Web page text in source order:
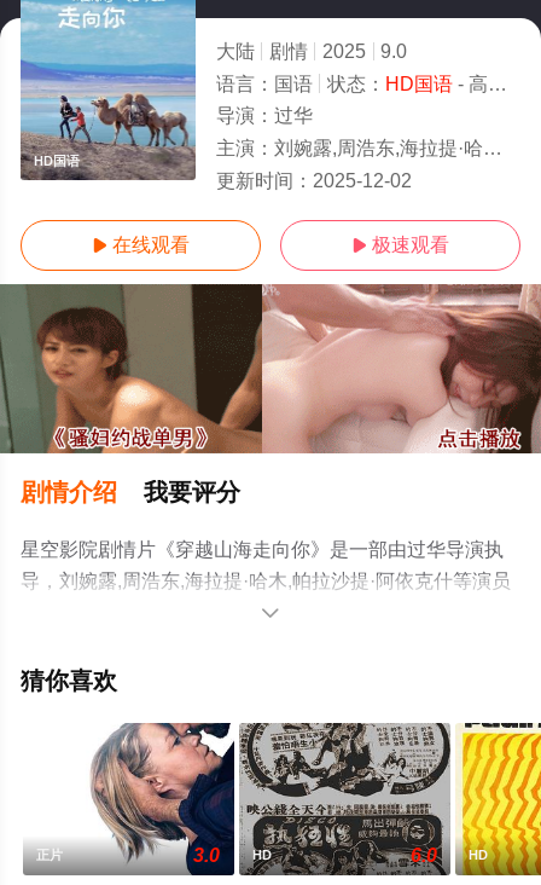
HD国语
大陆 剧情 2025
9.0
语言： 国语 状态： HD国语- 高清免费在线观看
导演： 过华
主演： 刘婉露,周浩东,海拉提·哈木,帕拉沙提·阿依克什
更新时间： 2025-12-02
 在线观看  极速观看
剧情介绍 我要评分
星空影院剧情片《穿越山海走向你》是一部由过华导演执
导，刘婉露,周浩东,海拉提·哈木,帕拉沙提·阿依克什等演员
精彩演绎的大陆电影，手机免费在线观看高清未删减完整
电影、电视猫或剧情网等平台了解。

猜你喜欢
正片 3.0 HD 6.0 HD